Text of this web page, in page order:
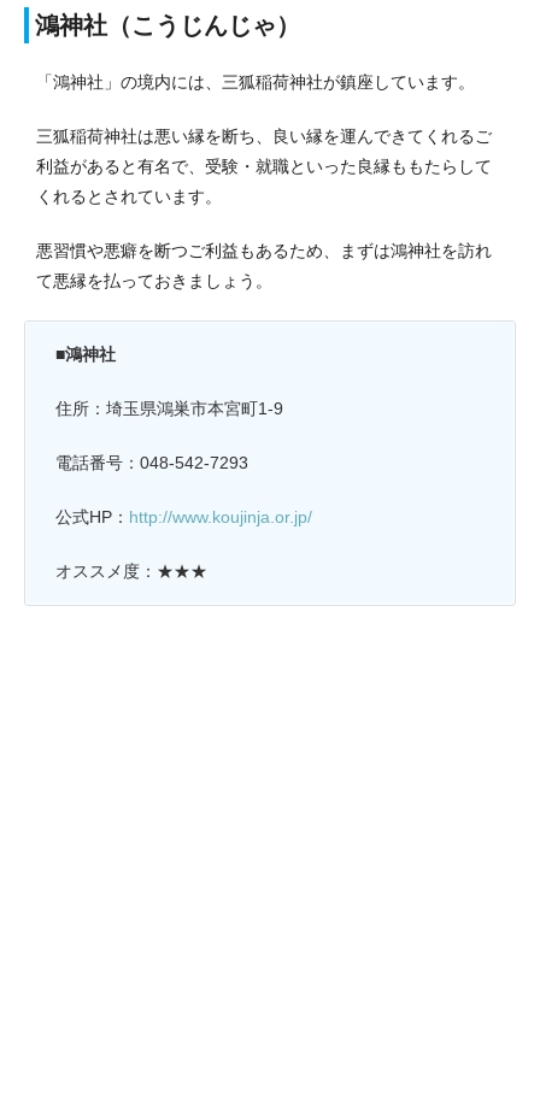
鴻神社（こうじんじゃ）
「鴻神社」の境内には、三狐稲荷神社が鎮座しています。
三狐稲荷神社は悪い縁を断ち、良い縁を運んできてくれるご
利益があると有名で、受験・就職といった良縁ももたらして
くれるとされています。
悪習慣や悪癖を断つご利益もあるため、まずは鴻神社を訪れ
て悪縁を払っておきましょう。
■鴻神社
住所：埼玉県鴻巣市本宮町1-9
電話番号：048-542-7293
公式HP： http://www.koujinja.or.jp/
オススメ度：★★★